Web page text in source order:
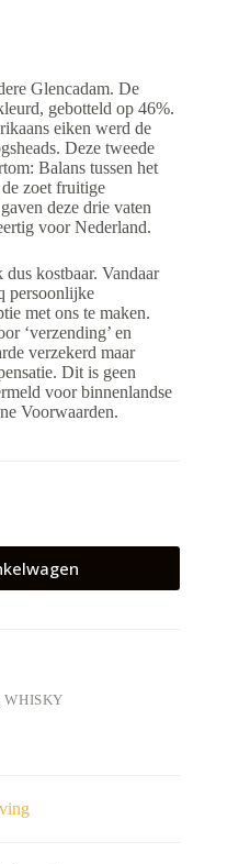
Glencadam. De
gebotteld op 46%.
eiken werd de
Deze tweede
Balans tussen het
zoet fruitige
deze drie vaten
voor Nederland.
kostbaar. Vandaar
persoonlijke
met ons te maken.
‘verzending’ en
verzekerd maar
Dit is geen
voor binnenlandse
Voorwaarden.
WHISKY